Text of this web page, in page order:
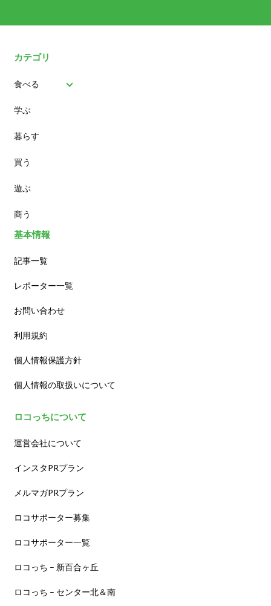
カテゴリ
食べる
パン
スイーツ
ランチ
カフェ
学ぶ
暮らす
買う
遊ぶ
商う
基本情報
記事一覧
レポーター一覧
お問い合わせ
利用規約
個人情報保護方針
個人情報の取扱いについて
ロコっちについて
運営会社について
インスタPRプラン
メルマガPRプラン
ロコサポーター募集
ロコサポーター一覧
ロコっち – 新百合ヶ丘
ロコっち – センター北＆南